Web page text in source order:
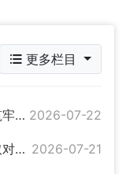
更多栏目
忠防镇木形村：多措并举防溺水 筑牢安全防护网 2026-07-22
李强主持召开国务院常务会议 听取对服务业扩能提质和“六张网”规划建设督查情况汇报等 2026-07-21